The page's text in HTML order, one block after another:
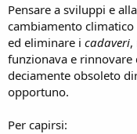
Pensare a sviluppi e
cambiamento
ed eliminare i cadaveri,
funzionava e rinnovare
deciamente obsoleto
opportuno.
Per capirsi: